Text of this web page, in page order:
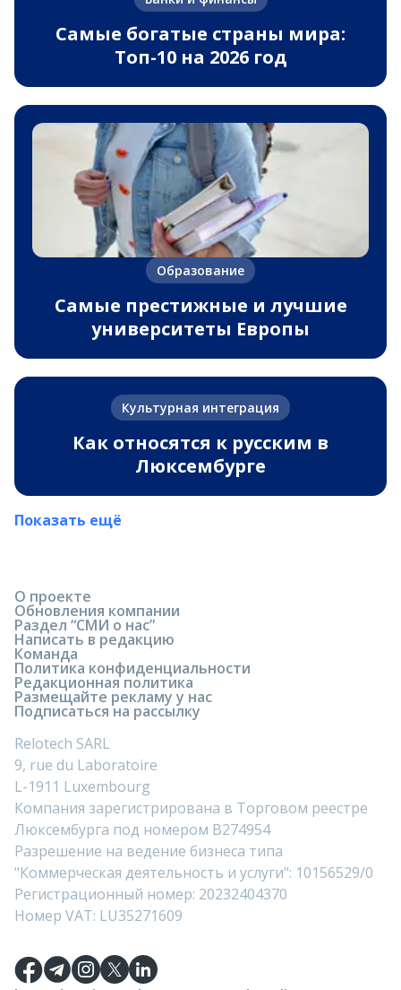
Самые богатые страны мира:
Топ-10 на 2026 год
Образование
Самые престижные и лучшие
университеты Европы
Культурная интеграция
Как относятся к русским в
Люксембурге
Показать ещё
О проекте
Обновления компании
Раздел “СМИ о нас”
Написать в редакцию
Команда
Политика конфиденциальности
Редакционная политика
Размещайте рекламу у нас
Подписаться на рассылку
Relotech SARL
9, rue du Laboratoire
L-1911 Luxembourg
Компания зарегистрирована в Торговом реестре
Люксембурга под номером B274954
Разрешение на ведение бизнеса типа
"Коммерческая деятельность и услуги": 10156529/0
Регистрационный номер: 20232404370
Номер VAT: LU35271609